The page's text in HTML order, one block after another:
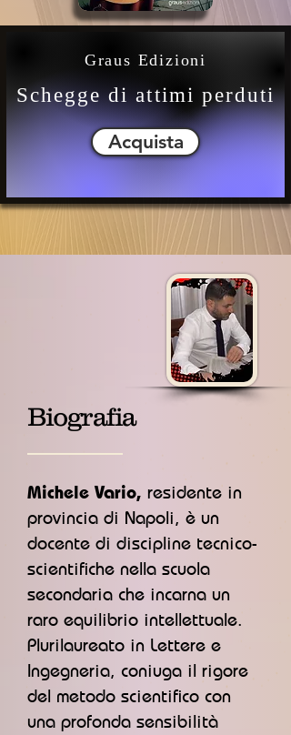
Graus Edizioni
Schegge di attimi perduti
Acquista
Biografia
Michele Vario, residente in
provincia di Napoli, è un
docente di discipline tecnico-
scientifiche nella scuola
secondaria che incarna un
raro equilibrio intellettuale.
Plurilaureato in Lettere e
Ingegneria, coniuga il rigore
del metodo scientifico con
una profonda sensibilità